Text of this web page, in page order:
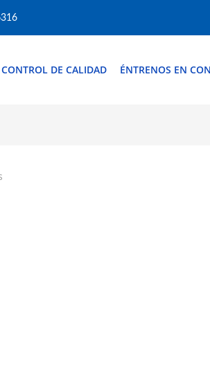
CONTROL DE CALIDAD ÉNTRENOS EN